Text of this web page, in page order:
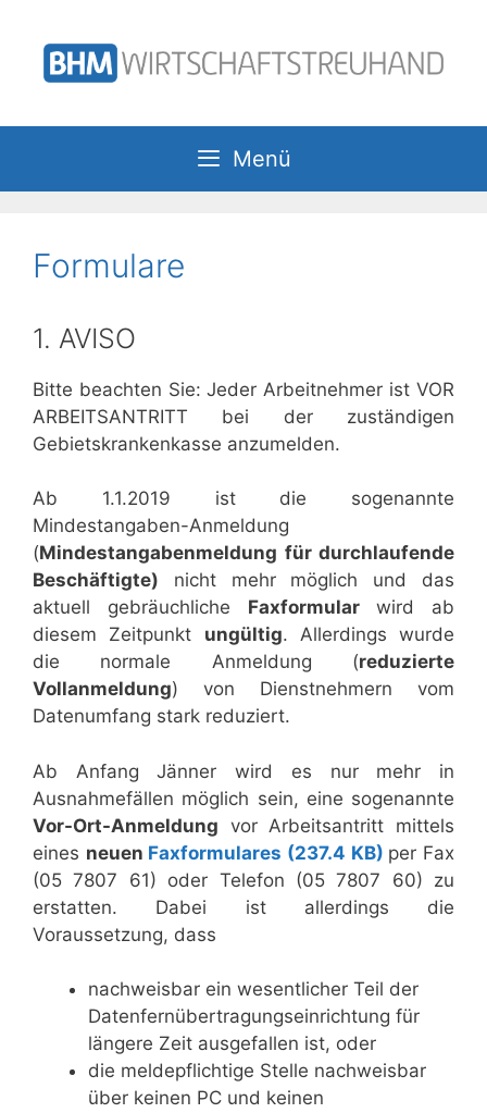
Inhalt
springen
Menü
Formulare
1. AVISO
Bitte beachten Sie: Jeder Arbeitnehmer ist VOR
ARBEITSANTRITT bei der zuständigen
Gebietskrankenkasse anzumelden.
Ab 1.1.2019 ist die sogenannte
Mindestangaben-Anmeldung
(Mindestangabenmeldung für durchlaufende
Beschäftigte) nicht mehr möglich und das
aktuell gebräuchliche Faxformularwird ab
diesem Zeitpunkt ungültig. Allerdings wurde
die normale Anmeldung (reduzierte
Vollanmeldung) von Dienstnehmern vom
Datenumfang stark reduziert.
Ab Anfang Jänner wird es nur mehr in
Ausnahmefällen möglich sein, eine sogenannte
Vor-Ort-Anmeldung vor Arbeitsantritt mittels
eines neuen Faxformulares (237.4 KB) per Fax
(05 7807 61) oder Telefon (05 7807 60) zu
erstatten. Dabei ist allerdings die
Voraussetzung, dass
nachweisbar ein wesentlicher Teil der
Datenfernübertragungseinrichtung für
längere Zeit ausgefallen ist, oder
die meldepflichtige Stelle nachweisbar
über keinen PC und keinen